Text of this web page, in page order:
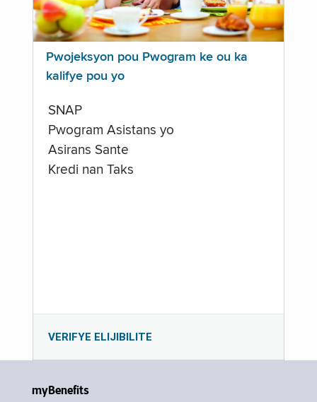
Pwojeksyon pou Pwogram ke ou ka
kalifye pou yo
SNAP
Pwogram Asistans yo
Asirans Sante
Kredi nan Taks
VERIFYE ELIJIBILITE
myBenefits